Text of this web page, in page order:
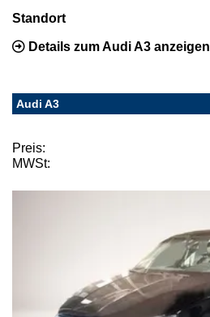
Standort
Details zum Audi A3 anzeigen
Audi A3
Preis:
MWSt: